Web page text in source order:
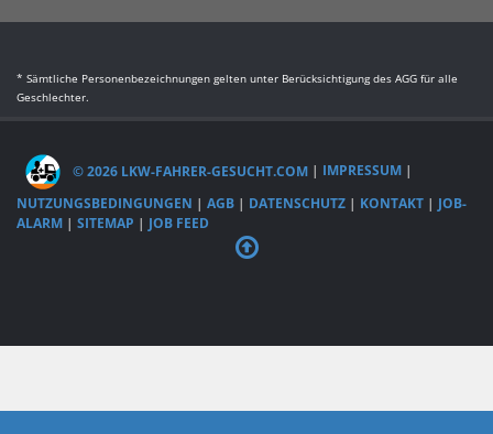
* Sämtliche Personenbezeichnungen gelten unter Berücksichtigung des AGG für alle
Geschlechter.
© 2026 LKW-FAHRER-GESUCHT.COM | IMPRESSUM |
NUTZUNGSBEDINGUNGEN | AGB | DATENSCHUTZ | KONTAKT | JOB-
ALARM | SITEMAP | JOB FEED